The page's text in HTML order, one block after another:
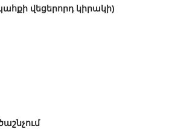
վեցերորդ կիրակի)